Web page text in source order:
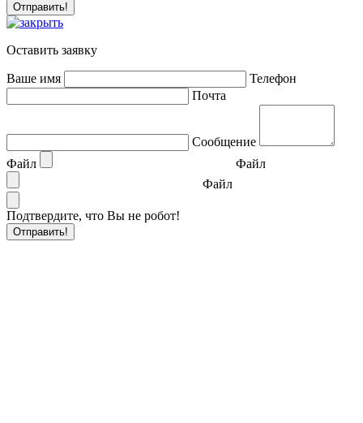
Оставить заявку
Ваше имя
Телефон
Почта
Сообщение
Файл
Файл
Файл
Подтвердите, что Вы не робот!